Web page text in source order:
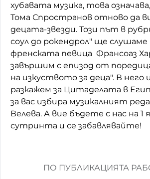
хубавата музика, това
Тома Спространов отново да
децата-звезди. Този път в
соул до рокендрол" ще
френската певица Франсоаз
завършим с епизод от
на изкуството за деца". В него
разкажем за Цитаделата в
за вас избира музикалният
Велева. А вие бъдете с нас на 1
сутринта и се забавлявайте!
ПО ПУБЛИКАЦИЯТА